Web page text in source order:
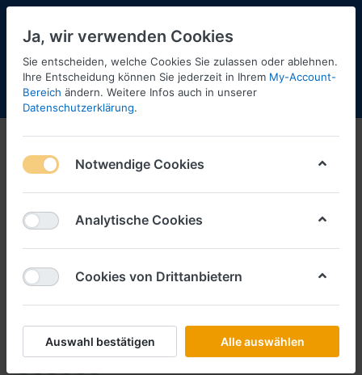
Menü Anmelden Shopaktualisierung
Busch
1-12 von 2.186
12 Gießkannen Mini-Set -1:87-
Art.-Nr. BU7751
Ja, wir verwenden Cookies
Sie entscheiden, welche Cookies Sie zulassen oder ablehnen.
Ihre Entscheidung können Sie jederzeit in Ihrem My-Account-
Bereich ändern. Weitere Infos auch in unserer
Datenschutzerklärung.
Notwendige Cookies
Analytische Cookies
Cookies von Drittanbietern
Auswahl bestätigen Alle auswählen